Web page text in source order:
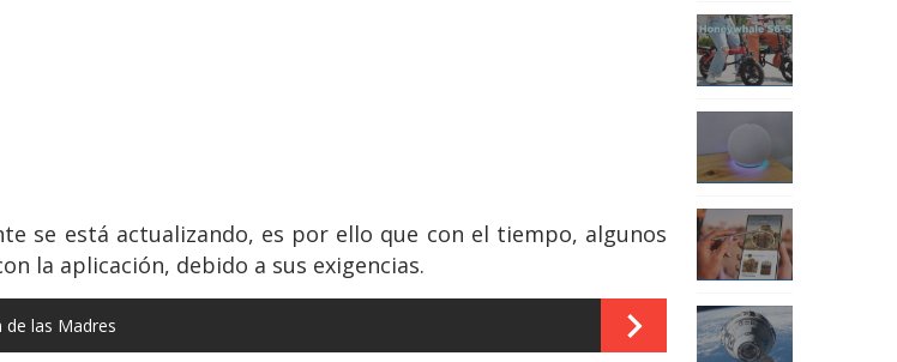
se está actualizando, es por ello que con el tiempo, algunos
la aplicación, debido a sus exigencias.
de las Madres